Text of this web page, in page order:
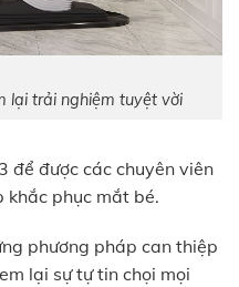
lại trải nghiệm tuyệt vời
để được các chuyên viên
khắc phục mắt bé.
phương pháp can thiệp
lại sự tự tin chọi mọi